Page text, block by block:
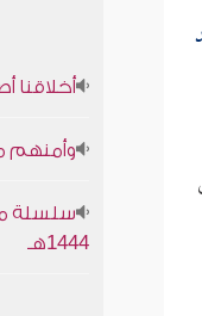
أخلاقنا
وأمنهم
سلسلة
1444هـ